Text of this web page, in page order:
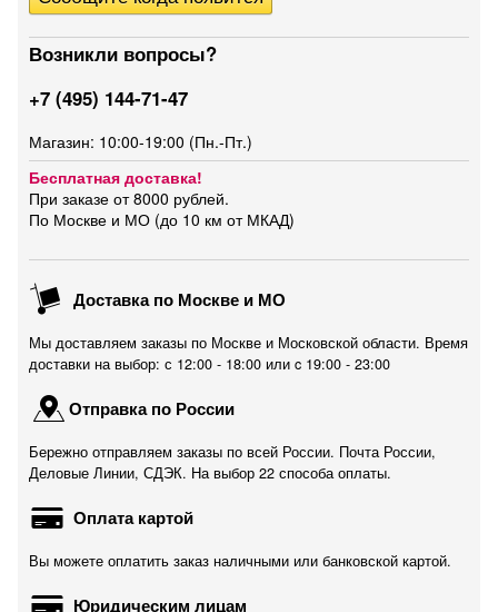
Возникли вопросы?
+7 (495) 144-71-47
Магазин: 10:00-19:00 (Пн.-Пт.)
Бесплатная доставка!
При заказе от 8000 рублей.
По Москве и МО (до 10 км от МКАД)
Доставка по Москве и МО
Мы доставляем заказы по Москве и Московской области. Время
доставки на выбор: с 12:00 - 18:00 или c 19:00 - 23:00
Отправка по России
Бережно отправляем заказы по всей России. Почта России,
Деловые Линии, СДЭК. На выбор 22 способа оплаты.
Оплата картой
Вы можете оплатить заказ наличными или банковской картой.
Юридическим лицам